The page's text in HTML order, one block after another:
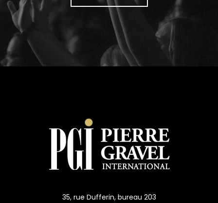
35, rue Dufferin, bureau 203